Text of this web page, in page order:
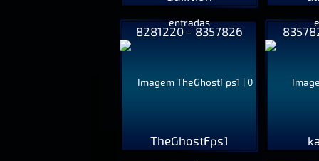
8281220 - 8357826
TheGhostFps1